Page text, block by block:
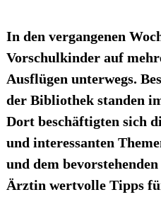
In den vergangenen
Vorschulkinder auf
Ausflügen unterwegs.
der Bibliothek standen
Dort beschäftigten sich
und interessanten
und dem
Ärztin wertvolle Tipps